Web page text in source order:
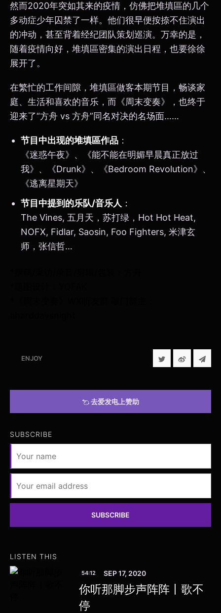
然而2020年突如其来的疫情，仿佛把堆填區的几个
多动症少年囚禁了一样。他们很早便按捺不住演出
的冲动，甚至背着经纪团队策划巡演。万幸的是，
随着疫情向好，堆填區密集的演出日程，也要徐徐
展开了。
在繁忙的工作间隙，堆填區做客本期节目，畅谈家
庭、生活和喜欢的音乐，而《周末变奏》，也终于
迎来了“方舟 vs 方舟”同名对决的名场面……
节目中出现的堆填區作品 ：
《迷惑午夜》、《能不能在明媚早晨真正放过
我》、《Drunk》、《Bedroom Revolution》、
《逃离星期天》
节目中提到的乐队/音乐人 ：
The Vines, 五月天，苏打绿，Hot Hot Heat,
NOFX, Fidlar, Saosin, Foo Fighters, 米津玄
师，张信哲…
ENJOY
去爱发电上赞助
SUBSCRIBE
SUBSCRIBE
LISTEN THIS
54:12 SEP 17, 2020
你听那脚步声阵阵丨歌不
停